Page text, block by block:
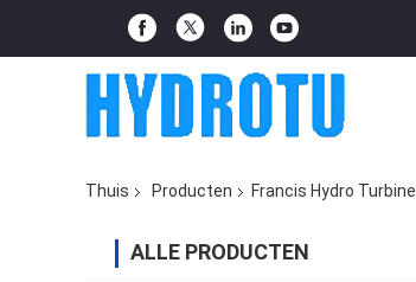
Thuis Producten Francis Hydro Turbine
ALLE PRODUCTEN